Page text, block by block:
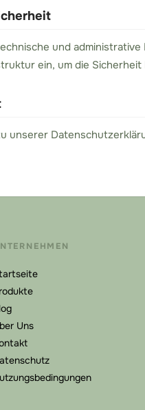
und
ein, um die
unserer
Uns